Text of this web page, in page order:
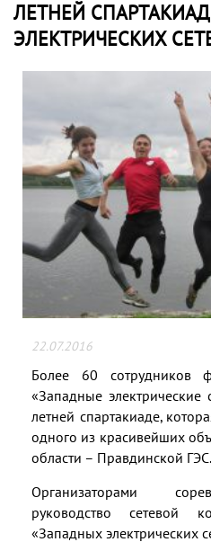
ЛЕТНЕЙ
ЭЛЕКТРИЧЕСКИХ
22.07.2016
Более 60 сотрудников
«Западные электрические
летней спартакиаде,
одного из красивейших
области – Правдинской ГЭС.
Организаторами
руководство сетевой
«Западных электрических